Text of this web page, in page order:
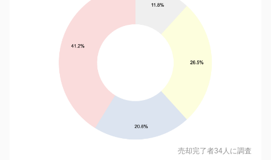
売却完了者34人に調査